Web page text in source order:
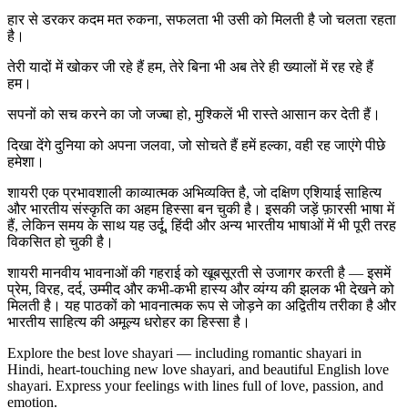
हार से डरकर कदम मत रुकना, सफलता भी उसी को मिलती है जो चलता रहता
है।
तेरी यादों में खोकर जी रहे हैं हम, तेरे बिना भी अब तेरे ही ख्यालों में रह रहे हैं
हम।
सपनों को सच करने का जो जज्बा हो, मुश्किलें भी रास्ते आसान कर देती हैं।
दिखा देंगे दुनिया को अपना जलवा, जो सोचते हैं हमें हल्का, वही रह जाएंगे पीछे
हमेशा।
शायरी एक प्रभावशाली काव्यात्मक अभिव्यक्ति है, जो दक्षिण एशियाई साहित्य
और भारतीय संस्कृति का अहम हिस्सा बन चुकी है। इसकी जड़ें फ़ारसी भाषा में
हैं, लेकिन समय के साथ यह उर्दू, हिंदी और अन्य भारतीय भाषाओं में भी पूरी तरह
विकसित हो चुकी है।
शायरी मानवीय भावनाओं की गहराई को खूबसूरती से उजागर करती है — इसमें
प्रेम, विरह, दर्द, उम्मीद और कभी-कभी हास्य और व्यंग्य की झलक भी देखने को
मिलती है। यह पाठकों को भावनात्मक रूप से जोड़ने का अद्वितीय तरीका है और
भारतीय साहित्य की अमूल्य धरोहर का हिस्सा है।
Explore the best love shayari — including romantic shayari in
Hindi, heart-touching new love shayari, and beautiful English love
shayari. Express your feelings with lines full of love, passion, and
emotion.